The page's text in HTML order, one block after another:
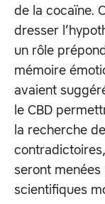
de la cocaïne.
dresser
un rôle
mémoire
avaient
le CBD
la recherche
seront
scientifiques